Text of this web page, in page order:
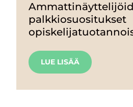
palkkiosuositukset
LUE LISÄÄ